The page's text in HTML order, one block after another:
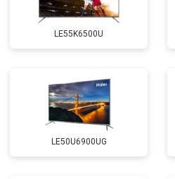
LE55K6500U
LE50U6900UG